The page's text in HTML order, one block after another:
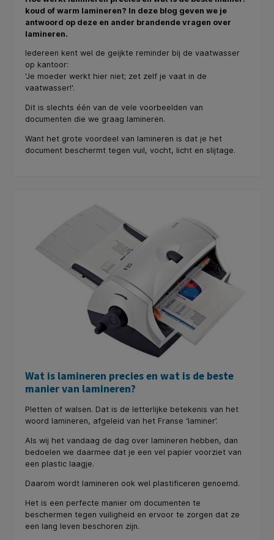
koud of warm lamineren? In deze blog geven we je
antwoord op deze en ander brandende vragen over
lamineren.
Iedereen kent wel de geijkte reminder bij de vaatwasser
op kantoor:
'Je moeder werkt hier niet; zet zelf je vaat in de
vaatwasser!'.
Dit is slechts één van de vele voorbeelden van
documenten die we graag lamineren.
Want het grote voordeel van lamineren is dat je het
document beschermt tegen vuil, vocht, licht en slijtage.
Wat is lamineren precies en wat is de beste
manier van lamineren?
Pletten of walsen. Dat is de letterlijke betekenis van het
woord lamineren, afgeleid van het Franse ‘laminer’.
Als wij het vandaag de dag over lamineren hebben, dan
bedoelen we daarmee dat je een vel papier voorziet van
een plastic laagje.
Daarom wordt lamineren ook wel plastificeren genoemd.
Het is een perfecte manier om documenten te
beschermen tegen vuiligheid en ervoor te zorgen dat ze
een lang leven beschoren zijn.